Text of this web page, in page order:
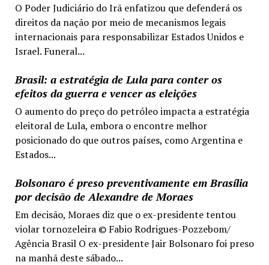
O Poder Judiciário do Irã enfatizou que defenderá os
direitos da nação por meio de mecanismos legais
internacionais para responsabilizar Estados Unidos e
Israel. Funeral...
Brasil: a estratégia de Lula para conter os
efeitos da guerra e vencer as eleições
O aumento do preço do petróleo impacta a estratégia
eleitoral de Lula, embora o encontre melhor
posicionado do que outros países, como Argentina e
Estados...
Bolsonaro é preso preventivamente em Brasília
por decisão de Alexandre de Moraes
Em decisão, Moraes diz que o ex-presidente tentou
violar tornozeleira © Fabio Rodrigues-Pozzebom/
Agência Brasil O ex-presidente Jair Bolsonaro foi preso
na manhã deste sábado...